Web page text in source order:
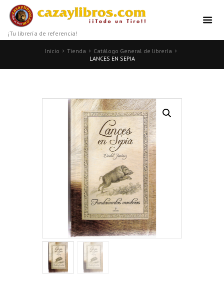
¡Tu librería de referencia!
Inicio Tienda
Catálogo General de librería
LANCES EN SEPIA